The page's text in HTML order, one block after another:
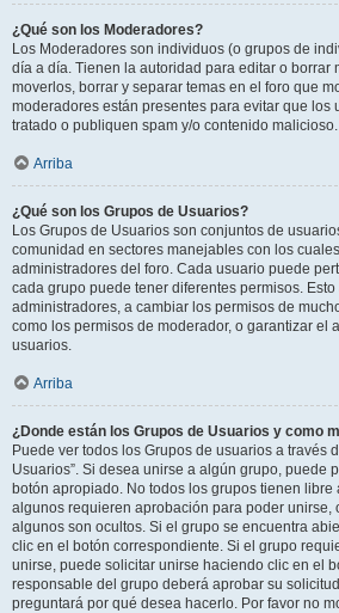
¿Qué son los Moderadores?
Los Moderadores son individuos (o grupos de
día a día. Tienen la autoridad para editar o borrar
moverlos, borrar y separar temas en el foro que
moderadores están presentes para evitar que los
tratado o publiquen spam y/o contenido malicioso.
Arriba
¿Qué son los Grupos de Usuarios?
Los Grupos de Usuarios son conjuntos de
comunidad en sectores manejables con los
administradores del foro. Cada usuario puede
cada grupo puede tener diferentes permisos.
administradores, a cambiar los permisos de
como los permisos de moderador, o garantizar el
usuarios.
Arriba
¿Donde están los Grupos de Usuarios y como
Puede ver todos los Grupos de usuarios a través
Usuarios”. Si desea unirse a algún grupo, puede
botón apropiado. No todos los grupos tienen libre
algunos requieren aprobación para poder unirse,
algunos son ocultos. Si el grupo se encuentra
clic en el botón correspondiente. Si el grupo
unirse, puede solicitar unirse haciendo clic en el
responsable del grupo deberá aprobar su
preguntará por qué desea hacerlo. Por favor no